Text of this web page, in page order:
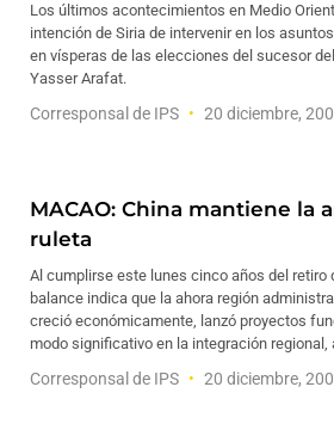
Los últimos acontecimientos en Medio
intención de Siria de intervenir en los
en vísperas de las elecciones del sucesor
Yasser Arafat.
Corresponsal de IPS 20 diciembre,
MACAO: China mantiene la
ruleta
Al cumplirse este lunes cinco años del retiro
balance indica que la ahora región
creció económicamente, lanzó proyectos
modo significativo en la integración regional,
Corresponsal de IPS 20 diciembre,